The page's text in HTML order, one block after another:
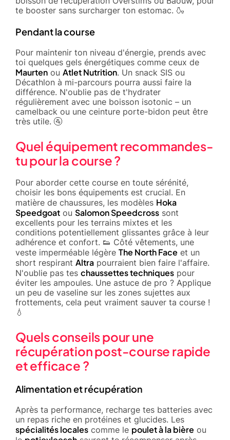
te booster sans surcharger ton estomac. 🍶
Pendant la course
Pour maintenir ton niveau d'énergie, prends avec
toi quelques gels énergétiques comme ceux de
Maurten ou Atlet Nutrition. Un snack SIS ou
Décathlon à mi-parcours pourra aussi faire la
différence. N'oublie pas de t'hydrater
régulièrement avec une boisson isotonic – un
camelback ou une ceinture porte-bidon peut être
très utile. 🚰
Quel équipement recommandes-
tu pour la course ?
Pour aborder cette course en toute sérénité,
choisir les bons équipements est crucial. En
matière de chaussures, les modèles Hoka
Speedgoat ou Salomon Speedcross sont
excellents pour les terrains mixtes et les
conditions potentiellement glissantes grâce à leur
adhérence et confort. 👟 Côté vêtements, une
veste imperméable légère The North Face et un
short respirant Altra pourraient bien faire l'affaire.
N'oublie pas tes chaussettes techniques pour
éviter les ampoules. Une astuce de pro ? Applique
un peu de vaseline sur les zones sujettes aux
frottements, cela peut vraiment sauver ta course !
💧
Quels conseils pour une
récupération post-course rapide
et efficace ?
Alimentation et récupération
Après ta performance, recharge tes batteries avec
un repas riche en protéines et glucides. Les
spécialités locales comme le poulet à la bière ou